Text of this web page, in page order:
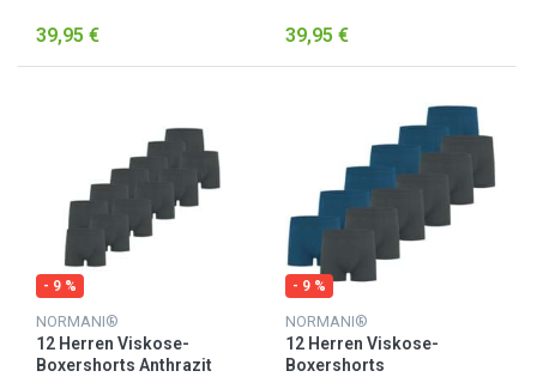
39,95 € 39,95 €
- 9 %
NORMANI®
12 Herren Viskose-
Boxershorts Anthrazit
- 9 %
NORMANI®
12 Herren Viskose-
Boxershorts